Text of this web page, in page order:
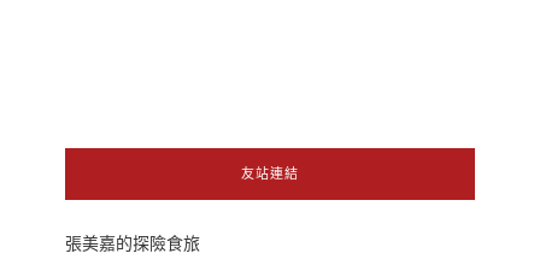
友站連結
張美嘉的探險食旅